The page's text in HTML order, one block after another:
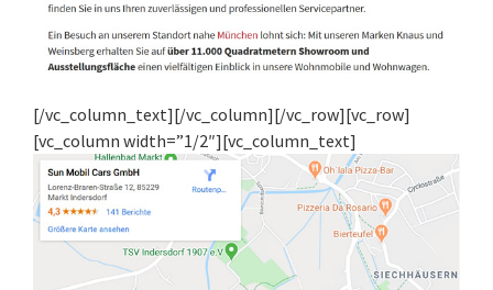
[/vc_column_text][/vc_column][/vc_row][vc_row]
[vc_column width=”1/2″][vc_column_text]